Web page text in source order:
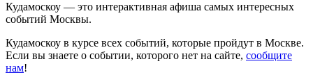
Кудамоскоу — это интерактивная афиша самых интересных
событий Москвы.
Кудамоскоу в курсе всех событий, которые пройдут в Москве.
Если вы знаете о событии, которого нет на сайте, сообщите
нам!